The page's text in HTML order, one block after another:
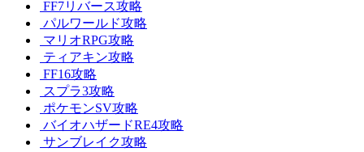
FF7リバース攻略
パルワールド攻略
マリオRPG攻略
ティアキン攻略
FF16攻略
スプラ3攻略
ポケモンSV攻略
バイオハザードRE4攻略
サンブレイク攻略